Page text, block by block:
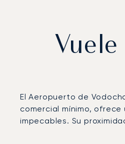
El Aeropuerto de
comercial mínimo,
impecables. Su